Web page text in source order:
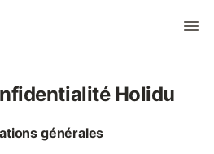
Holidu
générales